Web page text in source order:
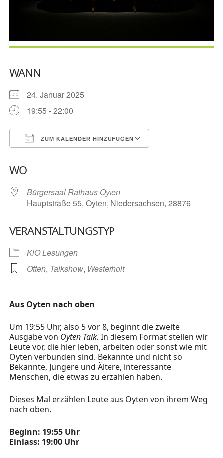
WANN
24. Januar 2025
19:55 - 22:00
ZUM KALENDER HINZUFÜGEN
WO
Bürgersaal Rathaus Oyten
Hauptstraße 55, Oyten, Niedersachsen, 28876
VERANSTALTUNGSTYP
KiO Lesungen
Otten, Talkshow, Westerholt
Aus Oyten nach oben
Um 19:55 Uhr, also 5 vor 8, beginnt die zweite
Ausgabe von Oyten Talk. In diesem Format stellen wir
Leute vor, die hier leben, arbeiten oder sonst wie mit
Oyten verbunden sind. Bekannte und nicht so
Bekannte, Jüngere und Ältere, interessante
Menschen, die etwas zu erzählen haben.
Dieses Mal erzählen Leute aus Oyten von ihrem Weg
nach oben.
Beginn: 19:55 Uhr
Einlass: 19:00 Uhr